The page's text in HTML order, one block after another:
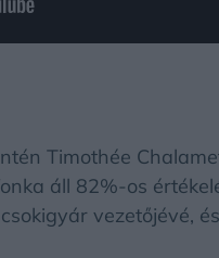
Timothée
áll 82%-os
vezetőjévé,